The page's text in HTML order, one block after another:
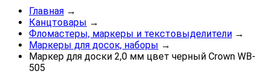
Главная →
Канцтовары →
Фломастеры, маркеры и текстовыделители →
Маркеры для досок, наборы →
Маркер для доски 2,0 мм цвет черный Crown WB-
505